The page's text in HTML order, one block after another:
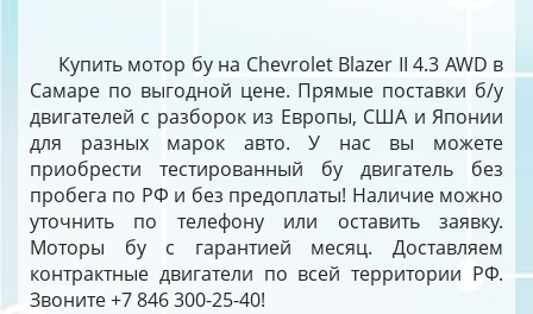
Купить мотор бу на Chevrolet Blazer II 4.3 AWD в
Самаре по выгодной цене. Прямые поставки б/у
двигателей с разборок из Европы, США и Японии
для разных марок авто. У нас вы можете
приобрести тестированный бу двигатель без
пробега по РФ и без предоплаты! Наличие можно
уточнить по телефону или оставить заявку.
Моторы бу с гарантией месяц. Доставляем
контрактные двигатели по всей территории РФ.
Звоните +7 846 300-25-40!